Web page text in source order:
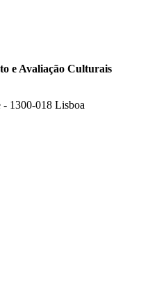
e Avaliação Culturais
1300-018 Lisboa